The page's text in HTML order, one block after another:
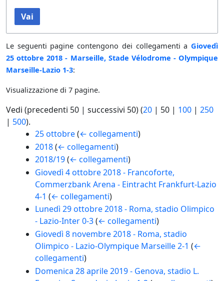
Vai
Le seguenti pagine contengono dei collegamenti a Giovedì
25 ottobre 2018 - Marseille, Stade Vélodrome - Olympique
Marseille-Lazio 1-3:
Visualizzazione di 7 pagine.
Vedi (precedenti 50 | successivi 50) (20 | 50 | 100 | 250
| 500).
25 ottobre (← collegamenti)
2018 (← collegamenti)
2018/19 (← collegamenti)
Giovedì 4 ottobre 2018 - Francoforte,
Commerzbank Arena - Eintracht Frankfurt-Lazio
4-1 (← collegamenti)
Lunedì 29 ottobre 2018 - Roma, stadio Olimpico
- Lazio-Inter 0-3 (← collegamenti)
Giovedì 8 novembre 2018 - Roma, stadio
Olimpico - Lazio-Olympique Marseille 2-1 (←
collegamenti)
Domenica 28 aprile 2019 - Genova, stadio L.